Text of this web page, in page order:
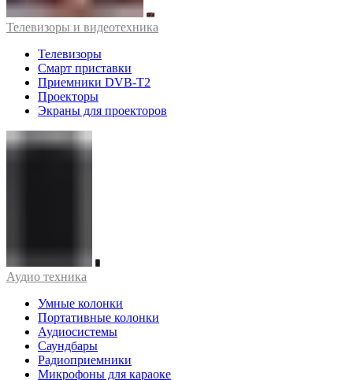
Телевизоры и видеотехника
Телевизоры
Смарт приставки
Приемники DVB-T2
Проекторы
Экраны для проекторов
Аудио техника
Умные колонки
Портативные колонки
Аудиосистемы
Саундбары
Радиоприемники
Микрофоны для караоке